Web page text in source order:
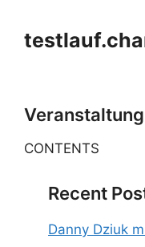
springen
CONTENTS
Recent
Danny Dziuk